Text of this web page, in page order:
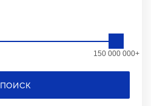
150 000 000+
ПОИСК